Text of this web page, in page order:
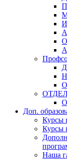
Доп.
Курсы
Курсы
Наша